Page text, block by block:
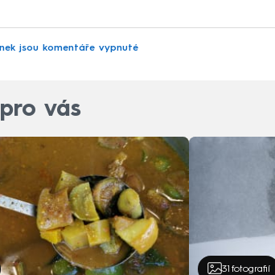
jsou komentáře vypnuté
vás
31 fotografií